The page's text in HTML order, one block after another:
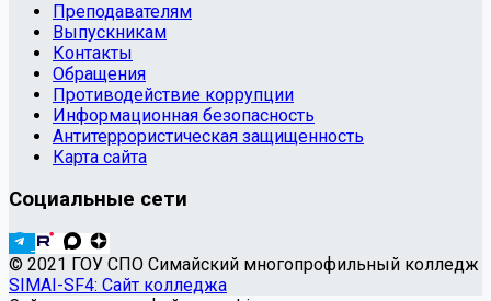
Преподавателям
Выпускникам
Контакты
Обращения
Противодействие коррупции
Информационная безопасность
Антитеррористическая защищенность
Карта сайта
Социальные сети
© 2021 ГОУ СПО Симайский многопрофильный колледж
SIMAI-SF4: Сайт колледжа